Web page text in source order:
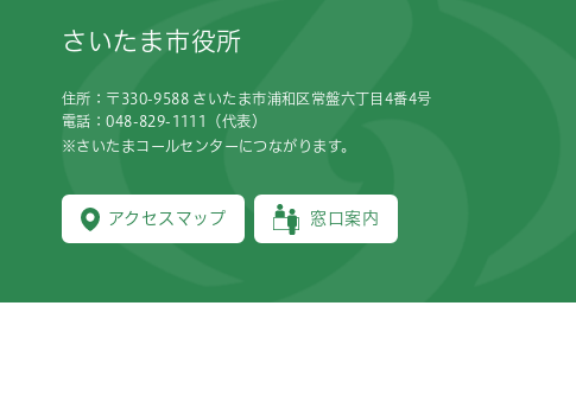
さいたま市役所
住所：〒330-9588 さいたま市浦和区常盤六丁目4番4号
電話：048-829-1111（代表）
※さいたまコールセンターにつながります。
アクセスマップ 窓口案内